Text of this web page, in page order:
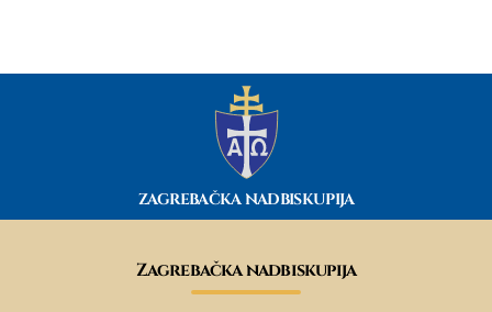
ZAGREBAČKA NADBISKUPIJA
Zagrebačka nadbiskupija